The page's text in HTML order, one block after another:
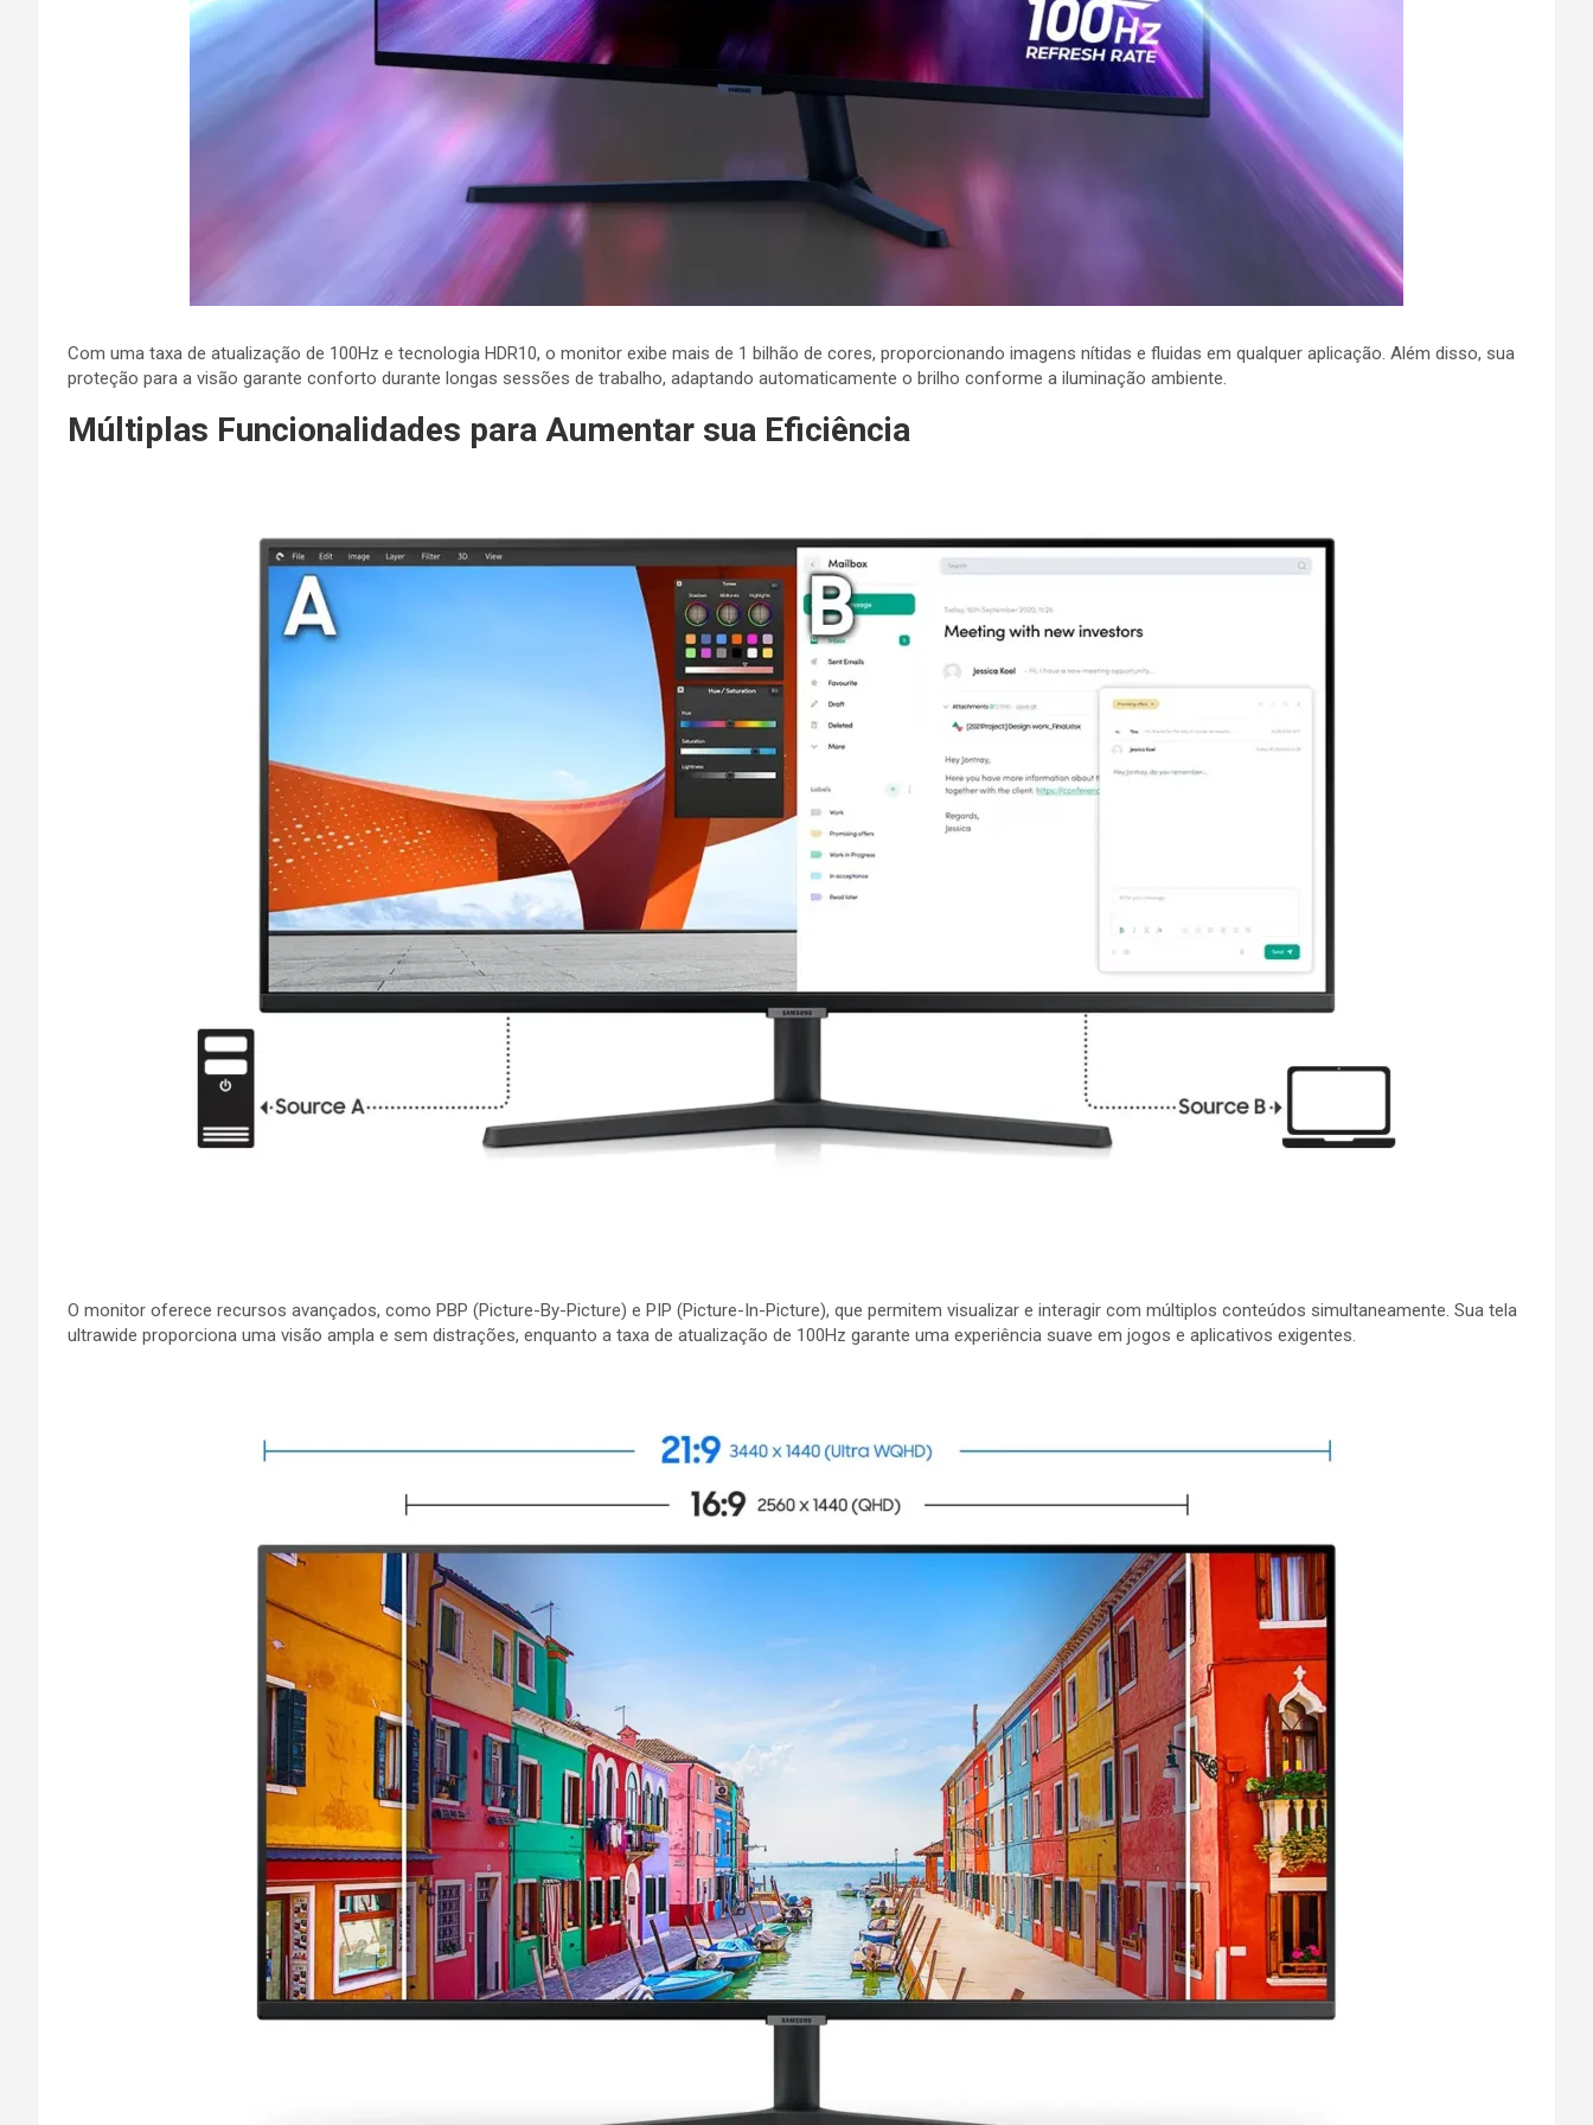
Com uma taxa de atualização de 100Hz e tecnologia HDR10, o monitor exibe mais de 1 bilhão de cores, proporcionando imagens nítidas e fluidas em qualquer aplicação. Além disso, sua
proteção para a visão garante conforto durante longas sessões de trabalho, adaptando automaticamente o brilho conforme a iluminação ambiente.
Múltiplas Funcionalidades para Aumentar sua Eficiência
O monitor oferece recursos avançados, como PBP (Picture-By-Picture) e PIP (Picture-In-Picture), que permitem visualizar e interagir com múltiplos conteúdos simultaneamente. Sua tela
ultrawide proporciona uma visão ampla e sem distrações, enquanto a taxa de atualização de 100Hz garante uma experiência suave em jogos e aplicativos exigentes.